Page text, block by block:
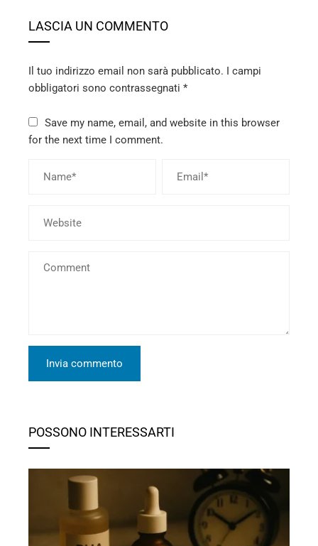
LASCIA UN COMMENTO
Il tuo indirizzo email non sarà pubblicato. I campi
obbligatori sono contrassegnati *
Save my name, email, and website in this browser
for the next time I comment.
POSSONO INTERESSARTI